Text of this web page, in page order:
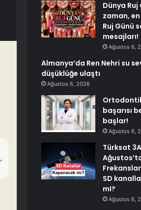
Dünya Ruj
zaman,
Ruj Günü
mesajları!
Ağustos 6,
Almanya’da Ren Nehri su
düşüklüğe ulaştı
Ağustos 6, 2026
başarısı
başlar!
Ağustos 6,
Türksat
SD
mI?
Ağustos 6,